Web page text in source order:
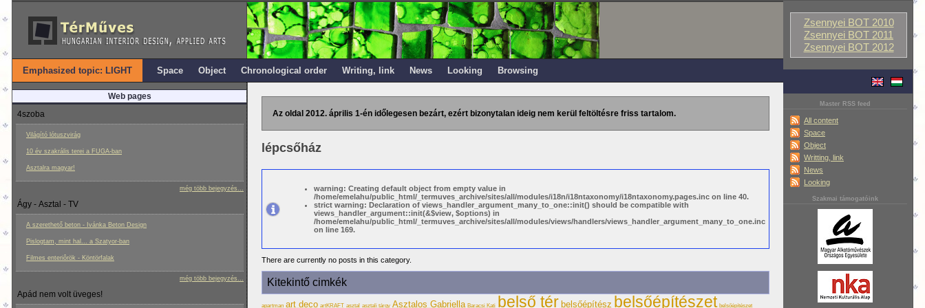
Zsennyei BOT 2010
Zsennyei BOT 2011
Zsennyei BOT 2012
Master RSS feed
All content
Space
Object
Writting, link
News
Looking
Szakmai támogatóink
Emphasized topic: LIGHT Space Object Chronological order Writing, link News Looking Browsing
Web pages
4szoba
Világító lótuszvirág
10 év szakrális terei a FUGA-ban
Asztalra magyar!
még több bejegyzés...
Ágy - Asztal - TV
A szerethető beton - Ivánka Beton Design
Pislogtam, mint hal... a Szatyor-ban
Filmes enteriôrök - Köntörfalak
még több bejegyzés...
Apád nem volt üveges!
Az oldal 2012. április 1-én időlegesen bezárt, ezért bizonytalan ideig nem kerül feltöltésre friss tartalom.
lépcsőház
warning: Creating default object from empty value in
/home/emelahu/public_html/_termuves_archive/sites/all/modules/i18n/i18ntaxonomy/i18ntaxonomy.pages.inc on line 40.
strict warning: Declaration of views_handler_argument_many_to_one::init() should be compatible with
views_handler_argument::init(&$view, $options) in
/home/emelahu/public_html/_termuves_archive/sites/all/modules/views/handlers/views_handler_argument_many_to_one.inc
on line 169.
There are currently no posts in this category.
Kitekintő cimkék
apartman art deco artKRAFT asztal asztali tárgy Asztalos Gabriella Baracsi Kati belső tér belsőépítész belsőépítészet belsőépítészet